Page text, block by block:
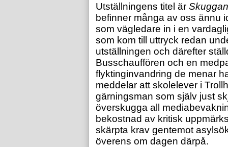
Utställningens titel är
befinner många av oss ännu
som vägledare in i en
som kom till uttryck redan
utställningen och därefter
Busschauffören och en
flyktinginvandring de menar
meddelar att skolelever i
gärningsman som själv just
överskugga all
bekostnad av kritisk
skärpta krav gentemot
överens om dagen därpå.